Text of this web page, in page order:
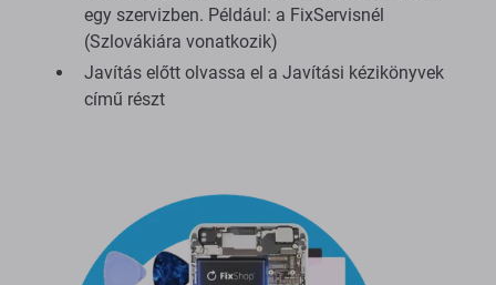
egy szervizben. Például: a FixServisnél
(Szlovákiára vonatkozik)
Javítás előtt olvassa el a Javítási kézikönyvek
című részt